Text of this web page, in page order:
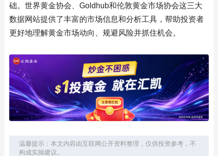
础。世界黄金协会、Goldhub和伦敦黄金市场协会这三大
数据网站提供了丰富的市场信息和分析工具，帮助投资者
更好地理解黄金市场动向、规避风险并抓住机会。
温馨提示：本文内容由互联网公开资料整理，仅供投资参考，不
构成实操建议。